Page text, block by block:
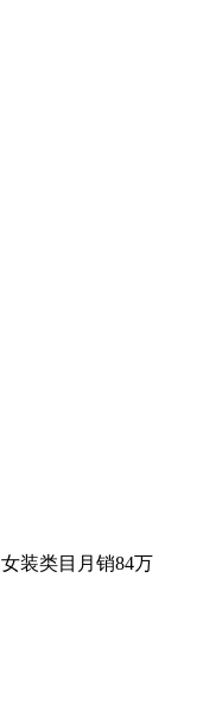
女装类目月销84万